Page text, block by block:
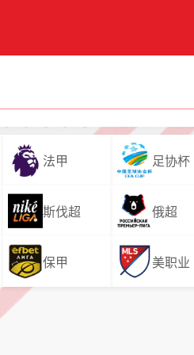
法甲 足协杯
斯伐超 俄超
保甲 美职业